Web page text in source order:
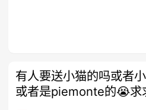
有人要送小猫的吗或者
或者是piemonte的😭求